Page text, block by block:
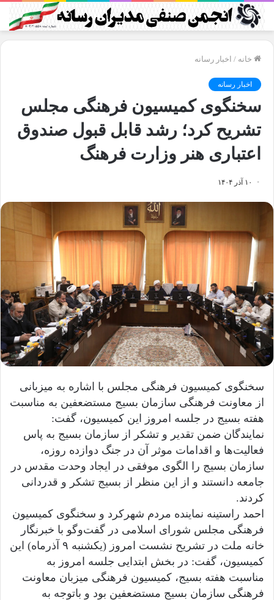
خانه / اخبار رسانه
اخبار رسانه
سخنگوی کمیسیون فرهنگی مجلس
تشریح کرد؛ رشد قابل قبول صندوق
اعتباری هنر وزارت فرهنگ
۱۰ آذر ۱۴۰۴
سخنگوی کمیسیون فرهنگی مجلس با اشاره به میزبانی
از معاونت فرهنگی سازمان بسیج مستضعفین به مناسبت
هفته بسیج در جلسه امروز این کمیسیون، گفت:
نمایندگان ضمن تقدیر و تشکر از سازمان بسیج به پاس
فعالیت‌ها و اقدامات موثر آن در جنگ دوازده روزه،
سازمان بسیج را الگوی موفقی در ایجاد وحدت مقدس در
جامعه دانستند و از این منظر از بسیج تشکر و قدردانی
کردند.
احمد راستینه نماینده مردم شهرکرد و سخنگوی کمیسیون
فرهنگی مجلس شورای اسلامی در گفت‌وگو با خبرنگار
خانه ملت در تشریح نشست امروز (یکشنبه ۹ آذرماه) این
کمیسیون، گفت: در بخش ابتدایی جلسه امروز به
مناسبت هفته بسیج، کمیسیون فرهنگی میزبان معاونت
فرهنگی سازمان بسیج مستضعفین بود و باتوجه به